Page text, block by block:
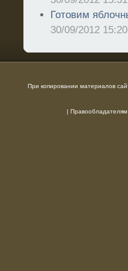
Готовим
30/09/2012 15:20
При копировании материалов
| Правообладателям